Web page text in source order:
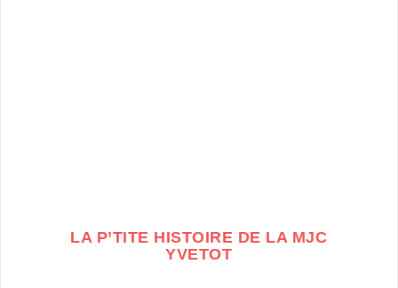
LA P’TITE HISTOIRE DE LA MJC
YVETOT